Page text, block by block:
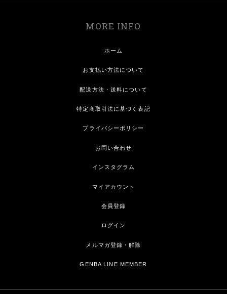
MORE INFO
ホーム
お支払い方法について
配送方法・送料について
特定商取引法に基づく表記
プライバシーポリシー
お問い合わせ
インスタグラム
マイアカウント
会員登録
ログイン
メルマガ登録・解除
GENBA LINE MEMBER